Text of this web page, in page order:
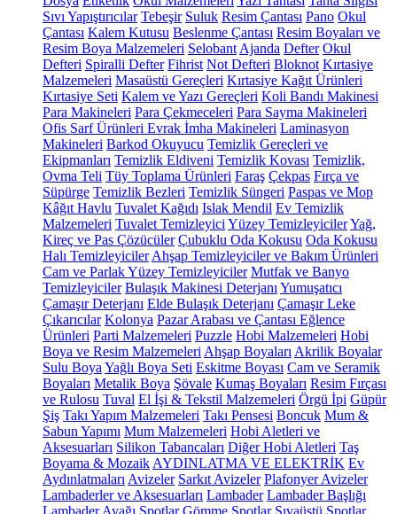
Sıvı Yapıştırıcılar Tebeşir Suluk Resim Çantası Pano Okul
Çantası Kalem Kutusu Beslenme Çantası Resim Boyaları ve
Resim Boya Malzemeleri Selobant Ajanda Defter Okul
Defteri Spiralli Defter Fihrist Not Defteri Bloknot Kırtasiye
Malzemeleri Masaüstü Gereçleri Kırtasiye Kağıt Ürünleri
Kırtasiye Seti Kalem ve Yazı Gereçleri Koli Bandı Makinesi
Para Makineleri Para Çekmeceleri Para Sayma Makineleri
Ofis Sarf Ürünleri Evrak İmha Makineleri Laminasyon
Makineleri Barkod Okuyucu Temizlik Gereçleri ve
Ekipmanları Temizlik Eldiveni Temizlik Kovası Temizlik,
Ovma Teli Tüy Toplama Ürünleri Faraş Çekpas Fırça ve
Süpürge Temizlik Bezleri Temizlik Süngeri Paspas ve Mop
Kâğıt Havlu Tuvalet Kağıdı Islak Mendil Ev Temizlik
Malzemeleri Tuvalet Temizleyici Yüzey TemizleyicilerYağ,
Kireç ve Pas Çözücüler Çubuklu Oda Kokusu Oda Kokusu
Halı Temizleyiciler Ahşap Temizleyiciler ve Bakım Ürünleri
Cam ve Parlak Yüzey Temizleyiciler Mutfak ve Banyo
Temizleyiciler Bulaşık Makinesi Deterjanı Yumuşatıcı
Çamaşır Deterjanı Elde Bulaşık Deterjanı Çamaşır Leke
Çıkarıcılar Kolonya Pazar Arabası ve Çantası Eğlence
Ürünleri Parti Malzemeleri Puzzle Hobi Malzemeleri Hobi
Boya ve Resim Malzemeleri Ahşap Boyaları Akrilik Boyalar
Sulu Boya Yağlı Boya Seti Eskitme Boyası Cam ve Seramik
Boyaları Metalik Boya Şövale Kumaş Boyaları Resim Fırçası
ve Rulosu Tuval El İşi & Tekstil Malzemeleri Örgü İpi Güpür
Şiş Takı Yapım Malzemeleri Takı Pensesi Boncuk Mum &
Sabun Yapımı Mum Malzemeleri Hobi Aletleri ve
Aksesuarları Silikon Tabancaları Diğer Hobi Aletleri Taş
Boyama & Mozaik AYDINLATMA VE ELEKTRİK Ev
Aydınlatmaları Avizeler Sarkıt Avizeler Plafonyer Avizeler
Lambaderler ve Aksesuarları Lambader Lambader Başlığı
Lambader Ayağı Spotlar Gömme Spotlar Sıvaüstü Spotlar